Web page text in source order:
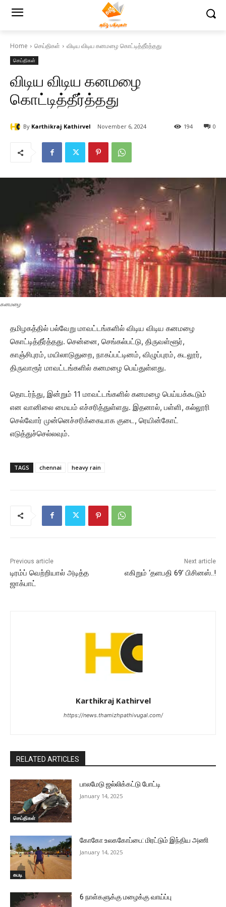
Home செய்திகள் விடிய விடிய கனமழை கொட்டித்தீர்த்தது
செய்திகள்
விடிய விடிய கனமழை
கொட்டித்தீர்த்தது
By Karthikraj Kathirvel November 6, 2024 0
194
கனமழை
தமிழகத்தில் பல்வேறு மாவட்டங்களில் விடிய விடிய கனமழை
கொட்டித்தீர்த்தது. சென்னை, செங்கல்பட்டு, திருவள்ளூர்,
காஞ்சிபுரம், மயிலாடுதுறை, நாகப்பட்டினம், விழுப்புரம், கடலூர்,
திருவாரூர் மாவட்டங்களில் கனமழை பெய்துள்ளது.
தொடர்ந்து, இன்றும் 11 மாவட்டங்களில் கனமழை பெய்யக்கூடும்
என வானிலை மையம் எச்சரித்துள்ளது. இதனால், பள்ளி, கல்லூரி
செல்வோர் முன்னெச்சரிக்கையாக குடை, ரெயின்கோட்
எடுத்துச்செல்லவும்.
TAGS chennai heavy rain
Previous article
டிரம்ப் வெற்றியால் அடித்த
ஜாக்பாட்
Next article
எகிறும் ‘தளபதி 69’ பிசினஸ்..!
Karthikraj Kathirvel
https://news.thamizhpathivugal.com/
RELATED ARTICLES
செய்திகள்
பாலமேடு ஜல்லிக்கட்டு போட்டி
January 14, 2025
கபடி
கோகோ உலககோப்பை: மிரட்டும் இந்திய அணி
January 14, 2025
6 நாள்களுக்கு மழைக்கு வாய்ப்பு